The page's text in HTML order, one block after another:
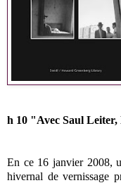
h 10 "Avec Saul
En ce 16 janvier 2008,
hivernal de vernissage